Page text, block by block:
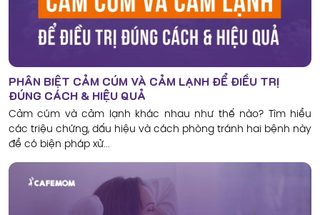
PHÂN BIỆT CẢM CÚM VÀ CẢM LẠNH ĐỂ ĐIỀU TRỊ
ĐÚNG CÁCH & HIỆU QUẢ
Cảm cúm và cảm lạnh khác nhau như thế nào? Tìm hiểu
các triệu chứng, dấu hiệu và cách phòng tránh hai bệnh này
để có biện pháp xử...